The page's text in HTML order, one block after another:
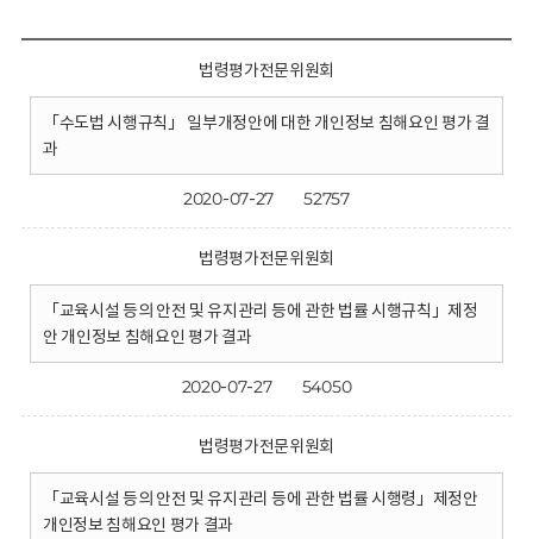
법령평가전문위원회
「수도법 시행규칙」 일부개정안에 대한 개인정보 침해요인 평가 결
과
2020-07-27 52757
법령평가전문위원회
「교육시설 등의 안전 및 유지관리 등에 관한 법률 시행규칙」제정
안 개인정보 침해요인 평가 결과
2020-07-27 54050
법령평가전문위원회
「교육시설 등의 안전 및 유지관리 등에 관한 법률 시행령」제정안
개인정보 침해요인 평가 결과